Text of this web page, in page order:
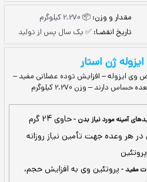
نــا مــوجــود
وزن:📦 2.270 کیلوگرم
✅ یک سال پس از تولید